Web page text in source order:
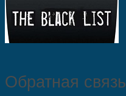
Обратная связь